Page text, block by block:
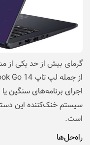
گرمای بیش از حد یکی از
اجرای برنامه‌های سنگین
سیستم خنک‌کننده این
است.
راه‌حل‌ها